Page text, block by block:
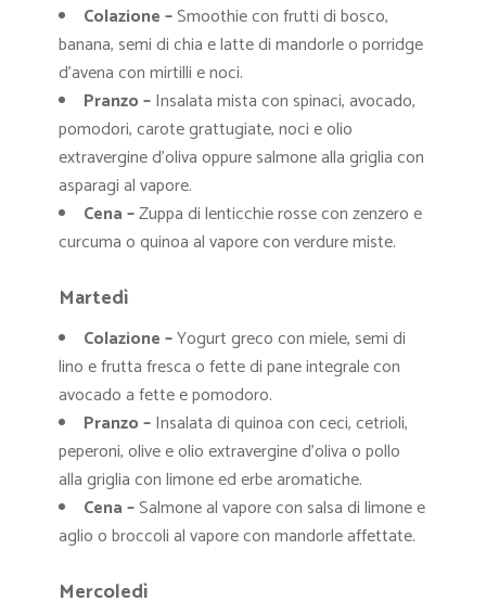
Colazione –Smoothie con frutti di bosco,
banana, semi di chia e latte di mandorle o porridge
d’avena con mirtilli e noci.
Pranzo –Insalata mista con spinaci, avocado,
pomodori, carote grattugiate, noci e olio
extravergine d’oliva oppure salmone alla griglia con
asparagi al vapore.
Cena –Zuppa di lenticchie rosse con zenzero e
curcuma o quinoa al vapore con verdure miste.
Martedì
Colazione –Yogurt greco con miele, semi di
lino e frutta fresca o fette di pane integrale con
avocado a fette e pomodoro.
Pranzo –Insalata di quinoa con ceci, cetrioli,
peperoni, olive e olio extravergine d’oliva o pollo
alla griglia con limone ed erbe aromatiche.
Cena –Salmone al vapore con salsa di limone e
aglio o broccoli al vapore con mandorle affettate.
Mercoledì